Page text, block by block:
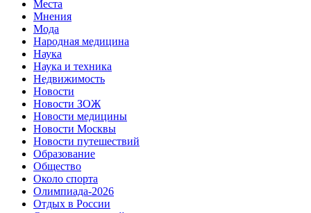
Места
Мнения
Мода
Народная медицина
Наука
Наука и техника
Недвижимость
Новости
Новости ЗОЖ
Новости медицины
Новости Москвы
Новости путешествий
Образование
Общество
Около спорта
Олимпиада-2026
Отдых в России